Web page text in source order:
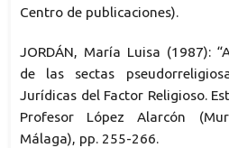
Centro de publicaciones).
JORDÁN, María Luisa (1987):
de las sectas
Jurídicas del Factor Religioso.
Profesor López Alarcón
Málaga), pp. 255-266.